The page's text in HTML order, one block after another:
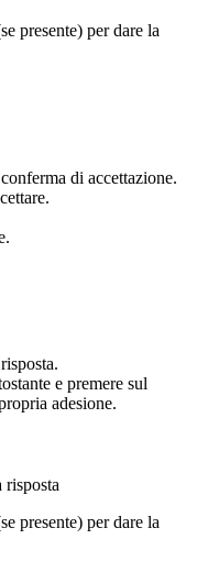
presente) per dare la
di accettazione.
e premere sul
adesione.
risposta
presente) per dare la